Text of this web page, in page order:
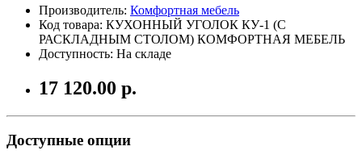
Производитель: Комфортная мебель
Код товара: КУХОННЫЙ УГОЛОК КУ-1 (С
РАСКЛАДНЫМ СТОЛОМ) КОМФОРТНАЯ МЕБЕЛЬ
Доступность: На складе
17 120.00 р.
Доступные опции